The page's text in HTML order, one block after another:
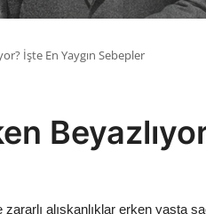
İşte En Yaygın Sebepler
alışkanlıklar erken yaşta